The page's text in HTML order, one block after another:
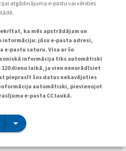
atgādinājuma e-pastu vai vērsties
ka mēs apstrādājam un
informāciju: jūsu e-pasta adresi,
e-pastu saturu. Visa ar šo
informācija tiks automātiski
120 dienu laikā, ja vien nenorādīsiet
pieprasīt šos datus nekavējoties
informāciju automātiski, pievienojot
e-pasta CC laukā.